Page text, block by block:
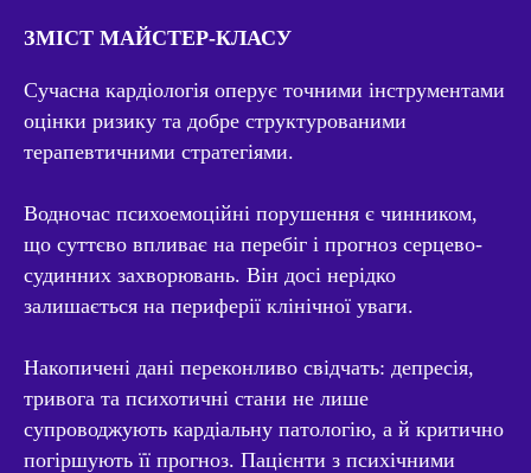
ЗМІСТ МАЙСТЕР-КЛАСУ
Сучасна кардіологія оперує точними інструментами
оцінки ризику та добре структурованими
терапевтичними стратегіями.
Водночас психоемоційні порушення є чинником,
що суттєво впливає на перебіг і прогноз серцево-
судинних захворювань. Він досі нерідко
залишається на периферії клінічної уваги.
Накопичені дані переконливо свідчать: депресія,
тривога та психотичні стани не лише
супроводжують кардіальну патологію, а й критично
погіршують її прогноз. Пацієнти з психічними